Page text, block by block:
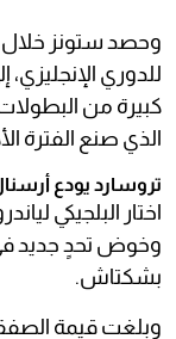
وحصد ستونز
للدوري
كبيرة من
الذي صنع الفترة
تروسارد يودع
اختار البلجيكي
وخوض تحدٍ جديد في
بشكتاش.